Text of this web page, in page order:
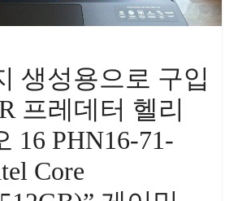
생성용으로 구입
프레데터 헬리
16 PHN16-71-
Core